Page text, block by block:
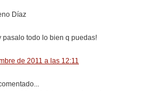
Díaz
pasalo todo lo bien q puedas!
de 2011 a las 12:11